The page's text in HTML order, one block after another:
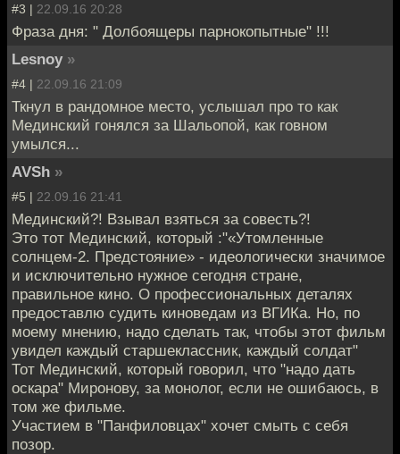
#3 | 22.09.16 20:28
Фраза дня: " Долбоящеры парнокопытные" !!!
Lesnoy »
#4 | 22.09.16 21:09
Ткнул в рандомное место, услышал про то как
Мединский гонялся за Шальопой, как говном
умылся...
AVSh »
#5 | 22.09.16 21:41
Мединский?! Взывал взяться за совесть?!
Это тот Мединский, который :"«Утомленные
солнцем-2. Предстояние» - идеологически значимое
и исключительно нужное сегодня стране,
правильное кино. О профессиональных деталях
предоставлю судить киноведам из ВГИКа. Но, по
моему мнению, надо сделать так, чтобы этот фильм
увидел каждый старшеклассник, каждый солдат"
Тот Мединский, который говорил, что "надо дать
оскара" Миронову, за монолог, если не ошибаюсь, в
том же фильме.
Участием в "Панфиловцах" хочет смыть с себя
позор.